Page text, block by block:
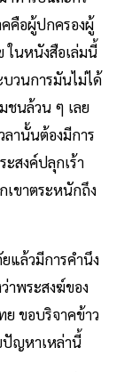
คคือผู้ปกครองผู้
ในหนังสือเล่มนี้
วนการมันไม่ได้
ชนล้วน ๆ เลย
ลานั้นต้องมีการ
สงค์ปลุกเร้า
เขาตระหนักถึง
แล้วมีการคำนึง
าพระสงฆ์ของ
ขอบริจาคข้าว
ปัญหาเหล่านี้